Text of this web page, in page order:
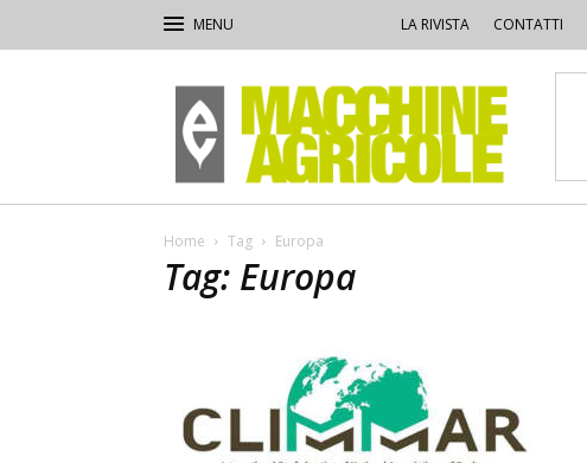
LA RIVISTA CONTATTI
Macchine
Agricole
Home Tag Europa
Tag: Europa